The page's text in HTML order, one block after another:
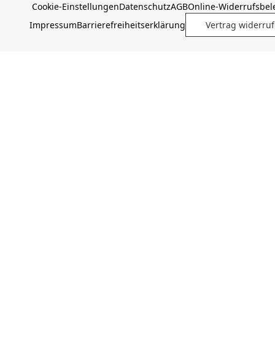
Cookie-EinstellungenDatenschutzAGBOnline-
ImpressumBarrierefreiheitserklärung Vertrag